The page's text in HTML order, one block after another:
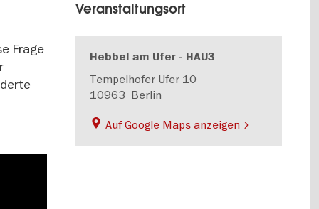
Frage
Veranstaltungsort
Hebbel am Ufer - HAU3
Tempelhofer Ufer 10
10963 Berlin
Auf Google Maps anzeigen